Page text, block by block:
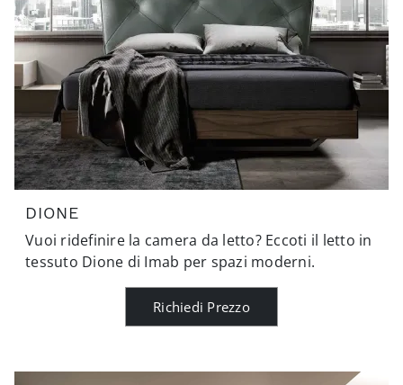
DIONE
Vuoi ridefinire la camera da letto? Eccoti il letto in
tessuto Dione di Imab per spazi moderni.
Richiedi Prezzo